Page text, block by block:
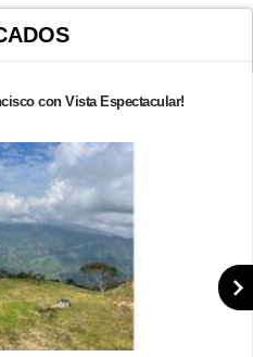
con Vista Espectacular!